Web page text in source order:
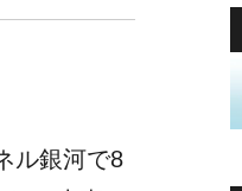
ル銀河で8